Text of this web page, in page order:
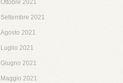
Ottobre 2021
Settembre 2021
Agosto 2021
Luglio 2021
Giugno 2021
Maggio 2021